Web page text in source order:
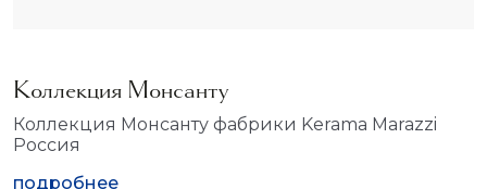
Коллекция Монсанту
Коллекция Монсанту фабрики Kerama Marazzi
Россия
подробнее